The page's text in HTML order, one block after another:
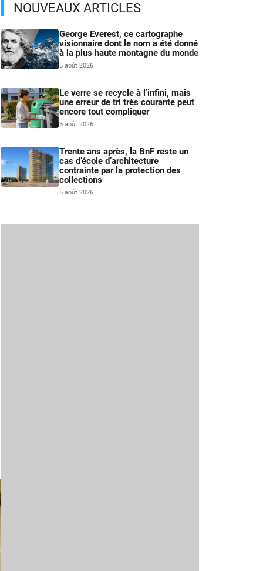
NOUVEAUX ARTICLES
George Everest, ce cartographe
visionnaire dont le nom a été donné
à la plus haute montagne du monde
5 août 2026
Le verre se recycle à l’infini, mais
une erreur de tri très courante peut
encore tout compliquer
5 août 2026
Trente ans après, la BnF reste un
cas d’école d’architecture
contrainte par la protection des
collections
5 août 2026